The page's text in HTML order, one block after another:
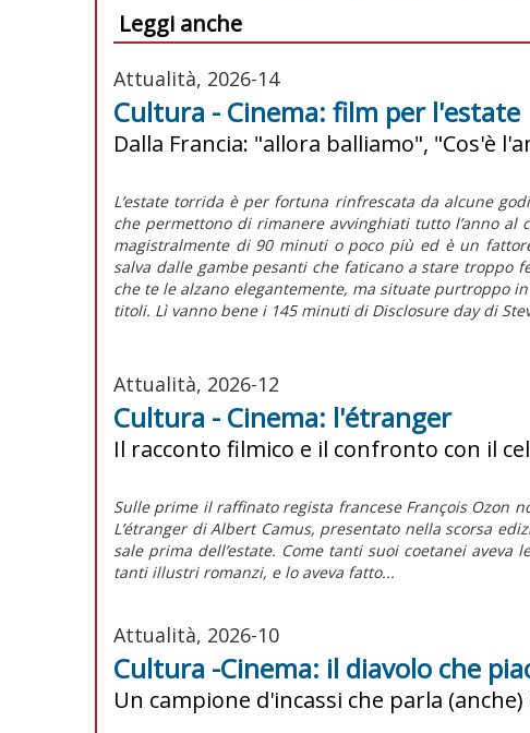
Leggi anche
Attualità, 2026-14
Cultura - Cinema: film per l'estate
Dalla Francia: "allora balliamo", "Cos'è
L’estate torrida è per fortuna rinfrescata da alcune
che permettono di rimanere avvinghiati tutto l’anno
magistralmente di 90 minuti o poco più ed è un
salva dalle gambe pesanti che faticano a stare troppo
che te le alzano elegantemente, ma situate purtroppo
titoli. Lì vanno bene i 145 minuti di Disclosure daydi
Attualità, 2026-12
Cultura - Cinema: l'étranger
Il racconto filmico e il confronto con il
Sulle prime il raffinato regista francese François Ozon
L’étranger di Albert Camus, presentato nella scorsa
sale prima dell’estate. Come tanti suoi coetanei
tanti illustri romanzi, e lo aveva fatto...
Attualità, 2026-10
Cultura -Cinema: il diavolo che
Un campione d'incassi che parla